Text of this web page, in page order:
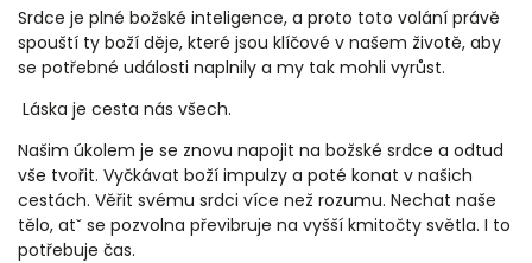
Srdce je plné božské inteligence, a proto toto volání právě
spouští ty boží děje, které jsou klíčové v našem životě, aby
se potřebné události naplnily a my tak mohli vyrůst.
Láska je cesta nás všech.
Našim úkolem je se znovu napojit na božské srdce a odtud
vše tvořit. Vyčkávat boží impulzy a poté konat v našich
cestách. Věřit svému srdci více než rozumu. Nechat naše
tělo, atˇ se pozvolna převibruje na vyšší kmitočty světla. I to
potřebuje čas.